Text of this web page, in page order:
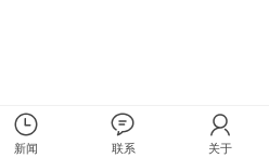
新闻 联系 关于